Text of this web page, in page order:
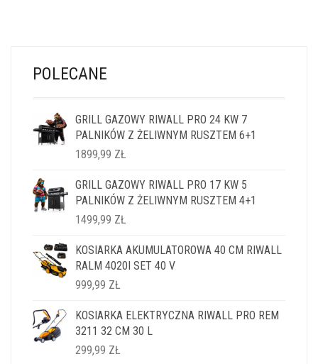
POLECANE
GRILL GAZOWY RIWALL PRO 24 KW 7
PALNIKÓW Z ŻELIWNYM RUSZTEM 6+1
1899,99 ZŁ
GRILL GAZOWY RIWALL PRO 17 KW 5
PALNIKÓW Z ŻELIWNYM RUSZTEM 4+1
1499,99 ZŁ
KOSIARKA AKUMULATOROWA 40 CM RIWALL
RALM 4020I SET 40 V
999,99 ZŁ
KOSIARKA ELEKTRYCZNA RIWALL PRO REM
3211 32 CM 30 L
299,99 ZŁ